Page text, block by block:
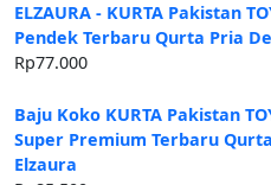
ELZAURA - KURTA Pakistan
Pendek Terbaru Qurta Pria
Rp77.000
Baju Koko KURTA Pakistan
Super Premium Terbaru
Elzaura